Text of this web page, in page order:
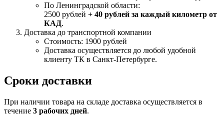
По Ленинградской области:
2500 рублей + 40 рублей за каждый километр от
КАД.
Доставка до транспортной компании
Стоимость: 1900 рублей
Доставка осуществляется до любой удобной
клиенту ТК в Санкт-Петербурге.
Сроки доставки
При наличии товара на складе доставка осуществляется в
течение 3 рабочих дней.